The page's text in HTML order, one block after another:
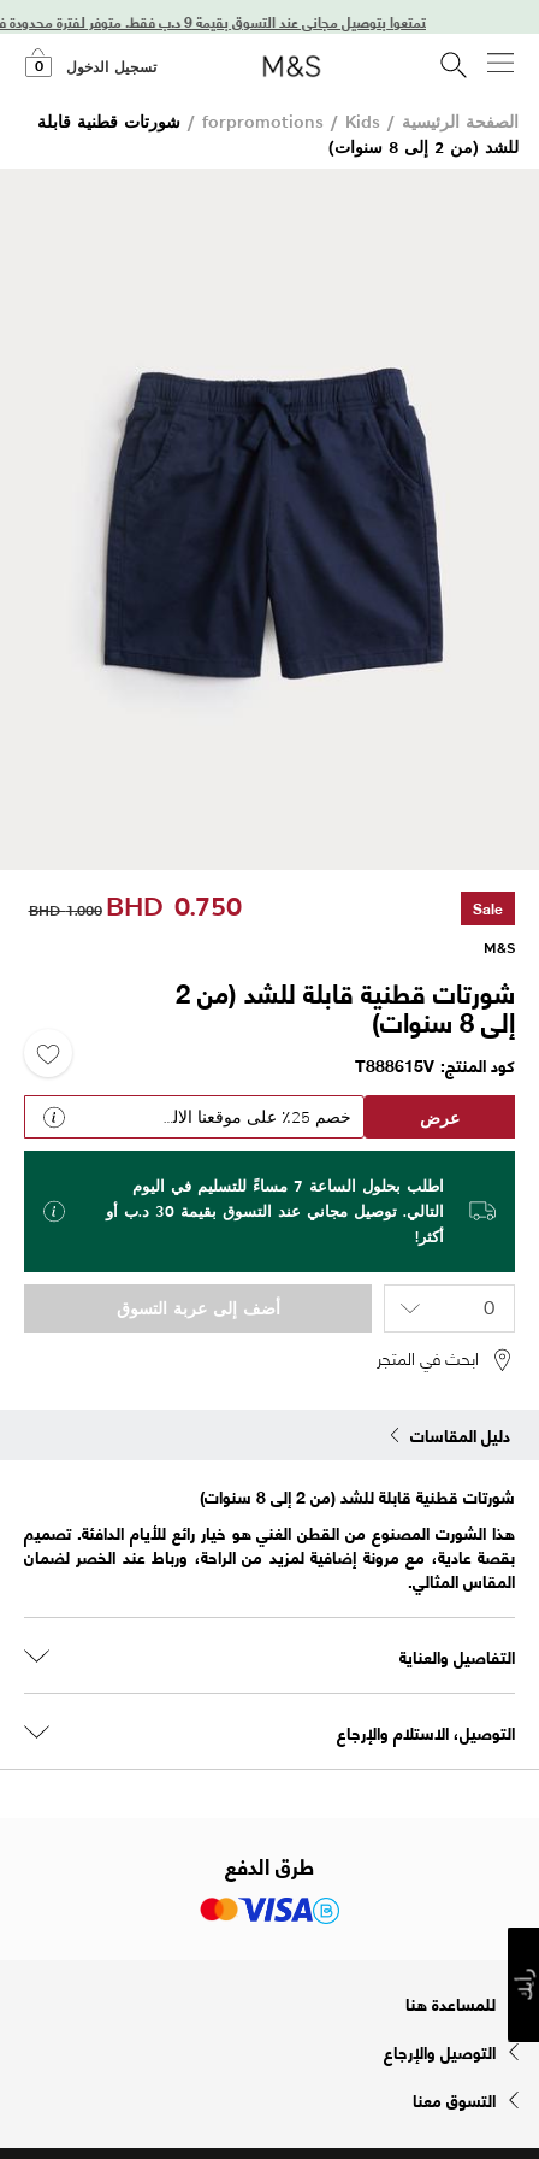
تسجيل الدخول 0
الصفحة الرئيسية /
forpromotions / Kids
/ شورتات قطنية قابلة
للشد (من 2 إلى 8 سنوات)
Sale
BHD 0.750
BHD1.000
M&S
شورتات قطنية قابلة للشد (من 2
إلى 8 سنوات)
كود المنتج T888615V
عرض خصم 25٪ على موقعنا الالكتروني
اطلب بحلول الساعة 7 مساءً للتسليم في اليوم
التالي. توصيل مجاني عند التسوق بقيمة 30 د.ب أو
أكثر!
أضف إلى عربة التسوق
ابحث في المتجر
دليل المقاسات
شورتات قطنية قابلة للشد (من 2 إلى 8 سنوات)
هذا الشورت المصنوع من القطن الغني هو خيار رائع للأيام الدافئة. تصميم
بقصة عادية، مع مرونة إضافية لمزيد من الراحة، ورباط عند الخصر لضمان
المقاس المثالي.
التفاصيل والعناية
التوصيل، الاستلام والإرجاع
طرق الدفع
للمساعدة هنا
التوصيل والإرجاع
التسوق معنا
رأيك